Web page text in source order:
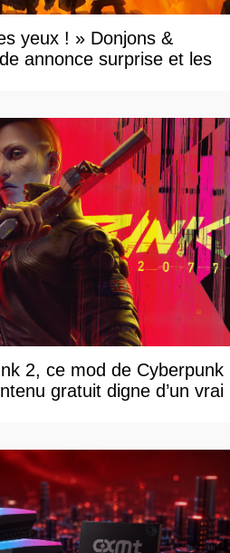
yeux ! » Donjons &
annonce surprise et les
2, ce mod de Cyberpunk
gratuit digne d’un vrai